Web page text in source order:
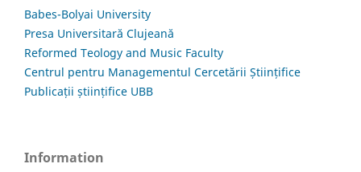
Babes-Bolyai University
Presa Universitară Clujeană
Reformed Teology and Music Faculty
Centrul pentru Managementul Cercetării Științifice
Publicații științifice UBB
Information